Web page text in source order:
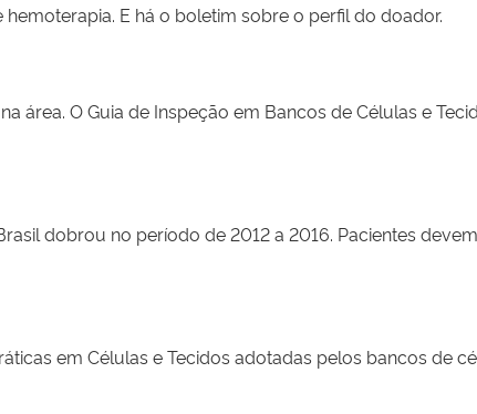
E há o boletim sobre o perfil do doador.
O Guia de Inspeção em Bancos de Células e
dobrou no período de 2012 a 2016. Pacientes
em Células e Tecidos adotadas pelos bancos de